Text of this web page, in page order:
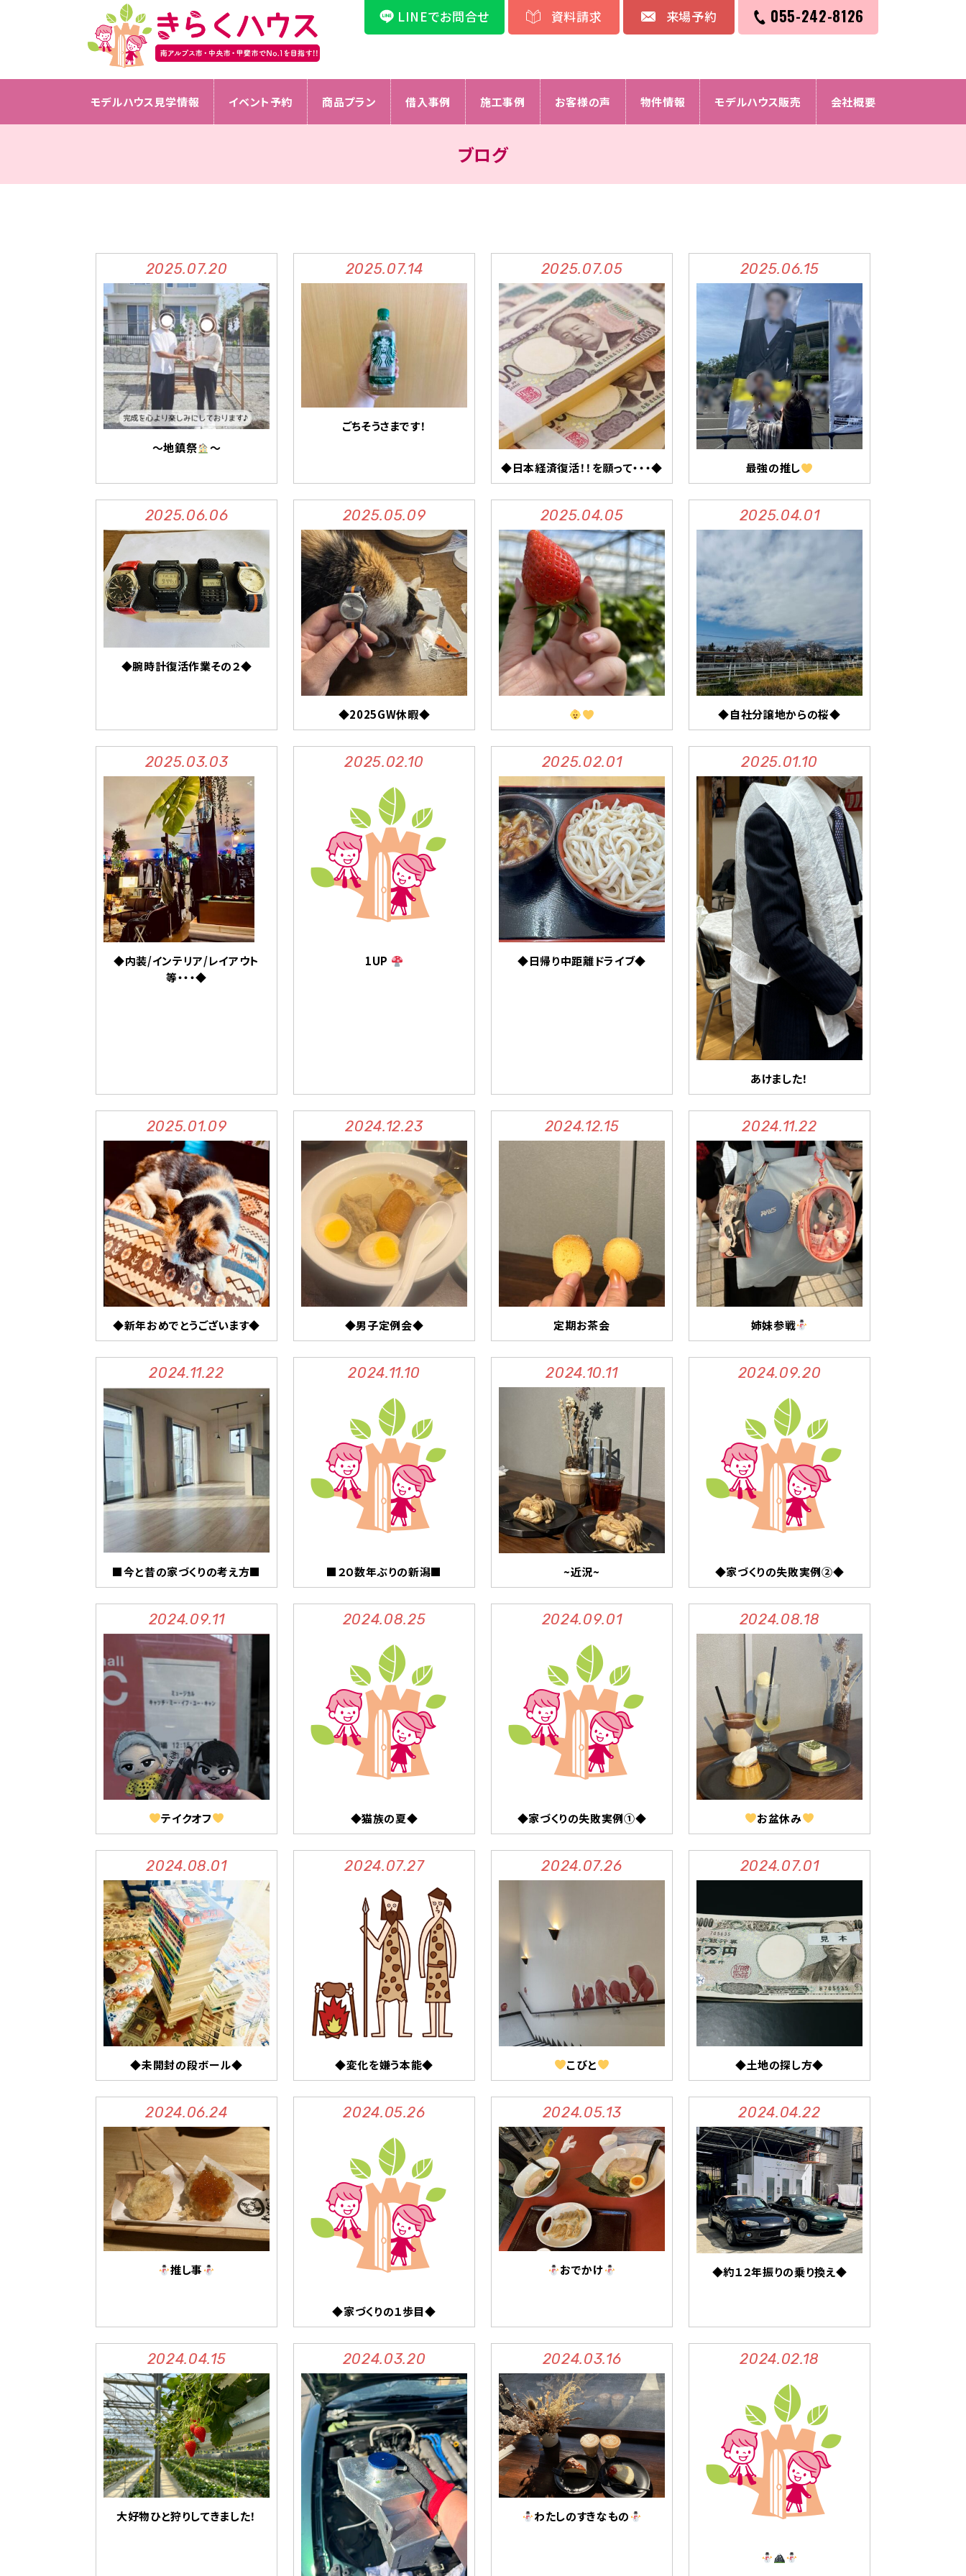
LINEでお問合せ 資料請求 来場予約 055-242-8126
モデルハウス見学情報 イベント予約 商品プラン 借入事例 施工事例 お客様の声 物件情報 モデルハウス販売 会社概要
ブログ
2025.07.20
～地鎮祭 ～
2025.07.14
ごちそうさまです！
2025.07.05
◆日本経済復活！！を願って・・・◆
2025.06.15
最強の推し
2025.06.06
◆腕時計復活作業その２◆
2025.05.09
◆2025GW休暇◆
2025.04.05 2025.04.01
◆自社分譲地からの桜◆
2025.03.03
◆内装/インテリア/レイアウト
等・・・◆
2025.02.10
1UP
2025.02.01
◆日帰り中距離ドライブ◆
2025.01.10
あけました！
2025.01.09
◆新年おめでとうございます◆
2024.12.23
◆男子定例会◆
2024.12.15
定期お茶会
2024.11.22
姉妹参戦
2024.11.22
■今と昔の家づくりの考え方■
2024.11.10
■２０数年ぶりの新潟■
2024.10.11
~近況~
2024.09.20
◆家づくりの失敗実例②◆
2024.09.11
テイクオフ
2024.08.25
◆猫族の夏◆
2024.09.01
◆家づくりの失敗実例①◆
2024.08.18
お盆休み
2024.08.01
◆未開封の段ボール◆
2024.07.27
◆変化を嫌う本能◆
2024.07.26
こびと
2024.07.01
◆土地の探し方◆
2024.06.24
推し事
2024.05.26
◆家づくりの１歩目◆
2024.05.13
おでかけ
2024.04.22
◆約１２年振りの乗り換え◆
2024.04.15
大好物ひと狩りしてきました！
2024.03.20 2024.03.16
わたしのすきなもの
2024.02.18